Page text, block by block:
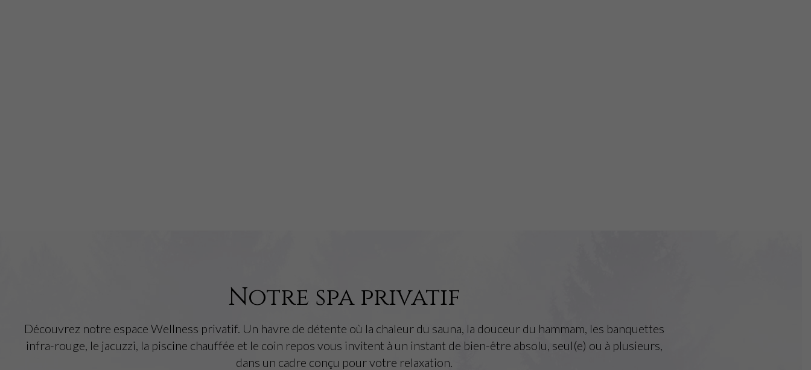
Notre spa privatif
Découvrez notre espace Wellness privatif. Un havre de détente où la chaleur du sauna, la douceur du hammam, les banquettes
infra-rouge, le jacuzzi, la piscine chauffée et le coin repos vous invitent à un instant de bien-être absolu, seul(e) ou à plusieurs,
dans un cadre conçu pour votre relaxation.